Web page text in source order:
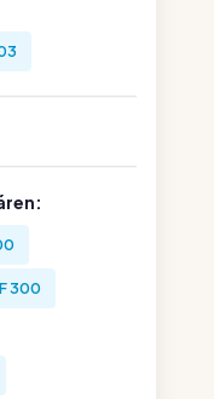
300